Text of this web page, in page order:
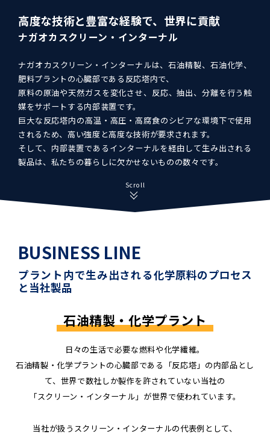
高度な技術と豊富な経験で、世界に貢献
ナガオカスクリーン・インターナル
ナガオカスクリーン・インターナルは、石油精製、石油化学、
肥料プラントの心臓部である反応塔内で、
原料の原油や天然ガスを変化させ、反応、抽出、分離を行う触
媒をサポートする内部装置です。
巨大な反応塔内の高温・高圧・高腐食のシビアな環境下で使用
されるため、高い強度と高度な技術が要求されます。
そして、内部装置であるインターナルを経由して生み出される
製品は、私たちの暮らしに欠かせないものの数々です。
Scroll
BUSINESS LINE
プラント内で生み出される化学原料のプロセス
と当社製品
石油精製・化学プラント
日々の生活で必要な燃料や化学繊維。
石油精製・化学プラントの心臓部である 「反応塔」 の内部品 とし
て、世界で数社しか製作を許されていない当社の
「スクリーン・インターナル」 が世界で使われています。
当社が扱うスクリーン・インターナルの代表例として、